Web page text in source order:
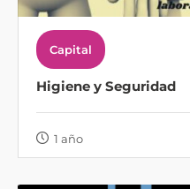
Capital
Higiene y Seguridad
1 año